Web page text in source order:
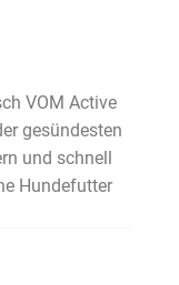
VOM Active
gesündesten
und schnell
Hundefutter